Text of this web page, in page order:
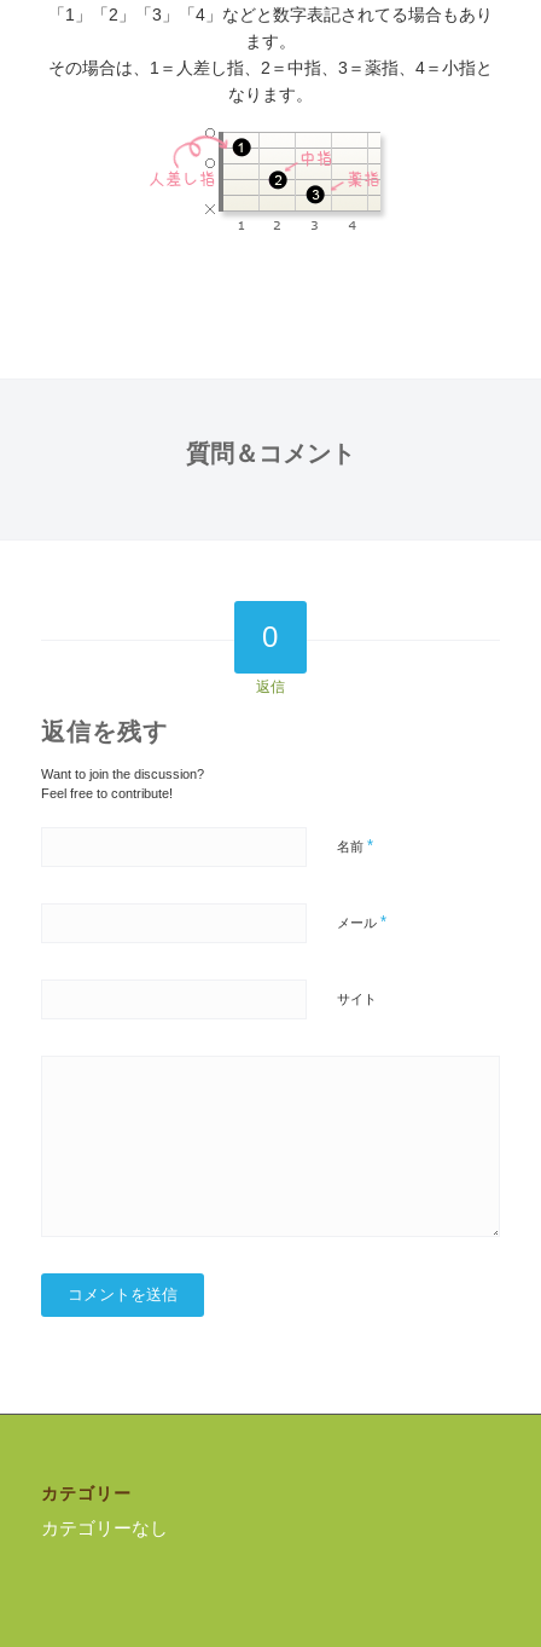
「1」「2」「3」「4」などと数字表記されてる場合もあり
ます。
その場合は、1＝人差し指、2＝中指、3＝薬指、4＝小指と
なります。
質問＆コメント
0
返信
返信を残す
Want to join the discussion?
Feel free to contribute!
名前 *
メール *
サイト
カテゴリー
カテゴリーなし